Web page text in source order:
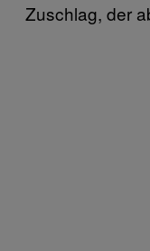
Zuschlag, der